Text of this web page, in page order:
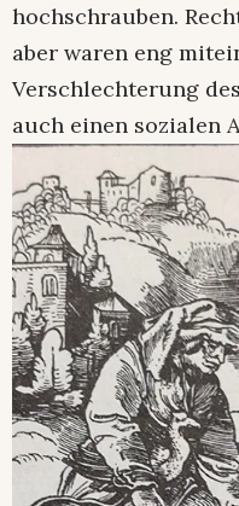
hochschrauben.
aber waren eng
Verschlechterung
auch einen sozialen